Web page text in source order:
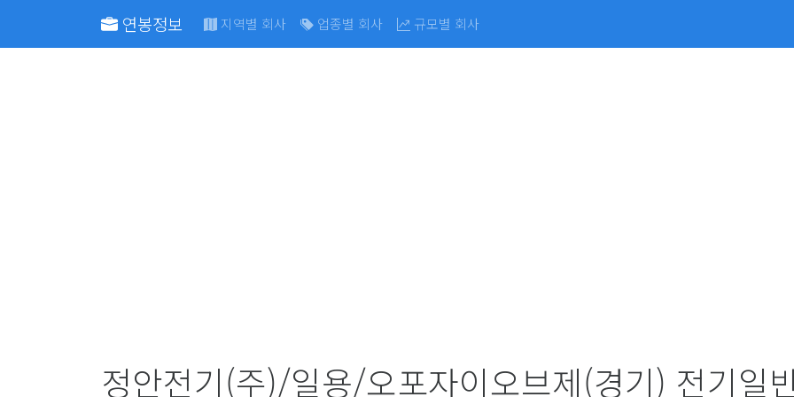
연봉정보 지역별 회사 업종별 회사 규모별 회사
정안전기(주)/일용/오포자이오브제(경기) 전기일